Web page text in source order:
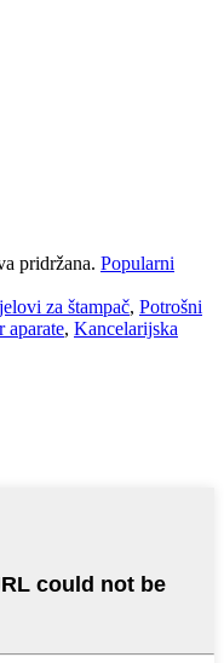
pridržana. Popularni
za štampač, Potrošni
aparate, Kancelarijska